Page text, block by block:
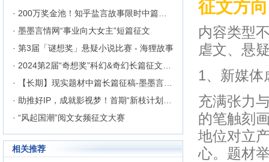
· 墨墨言情网“事业向大女主”短篇征文
· 第3届「谜想奖」悬疑小说比赛 - 海狸故事
· “风起国潮”阅文女频征文大赛
相关推荐
征文方向
内容类型
虐文、悬
1、新媒体
充满张力
的笔触刻
地位对立
心。题材